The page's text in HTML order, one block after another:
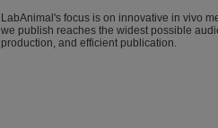
LabAnimal's focus is on innovative in vivo
we publish reaches the widest possible
production, and efficient publication.